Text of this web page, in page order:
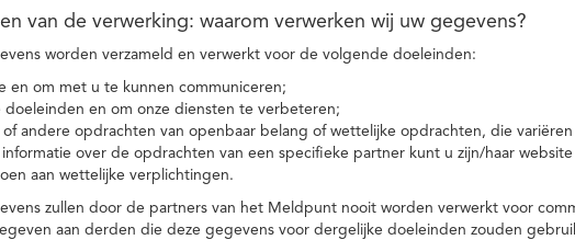
van de verwerking: waarom verwerken wij uw gegevens?
worden verzameld en verwerkt voor de volgende doeleinden:
en om met u te kunnen communiceren;
doeleinden en om onze diensten te verbeteren;
andere opdrachten van openbaar belang of wettelijke opdrachten, die
over de opdrachten van een specifieke partner kunt u zijn/haar
aan wettelijke verplichtingen.
zullen door de partners van het Meldpunt nooit worden verwerkt voor
aan derden die deze gegevens voor dergelijke doeleinden zouden